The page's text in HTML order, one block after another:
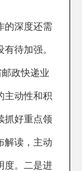
的深度还需
待加强。
政快递业
主动性和积
抓好重点领
解读，主动
度。二是进